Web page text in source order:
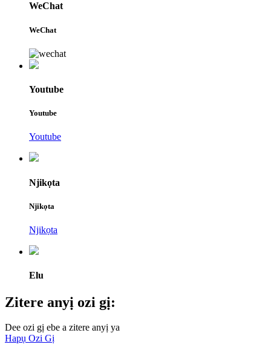
WeChat
WeChat
Youtube
Youtube
Youtube
Njikọta
Njikọta
Njikọta
Elu
Zitere anyị ozi gị:
Dee ozi gị ebe a zitere anyị ya
Hapụ Ozi Gị